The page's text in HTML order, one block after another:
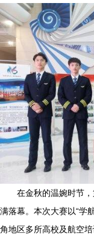
在金秋的温婉时节
满落幕。本次大赛以“学
角地区多所高校及航空